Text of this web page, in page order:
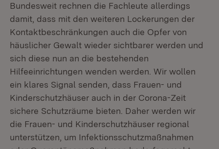
Bundesweit rechnen die Fachleute allerdings
damit, dass mit den weiteren Lockerungen der
Kontaktbeschränkungen auch die Opfer von
häuslicher Gewalt wieder sichtbarer werden und
sich diese nun an die bestehenden
Hilfeeinrichtungen wenden werden. Wir wollen
ein klares Signal senden, dass Frauen- und
Kinderschutzhäuser auch in der Corona-Zeit
sichere Schutzräume bieten. Daher werden wir
die Frauen- und Kinderschutzhäuser regional
unterstützen, um Infektionsschutzmaßnahmen